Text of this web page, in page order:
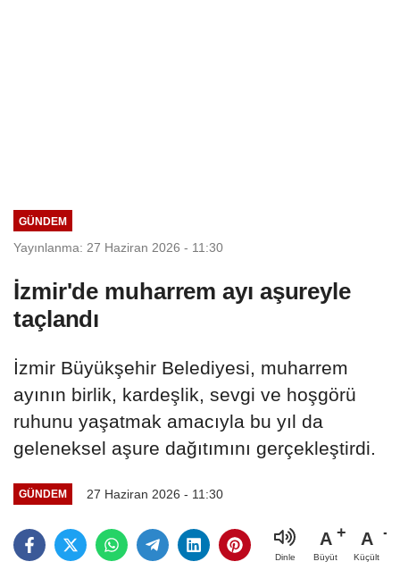
GÜNDEM
Yayınlanma: 27 Haziran 2026 - 11:30
İzmir'de muharrem ayı aşureyle
taçlandı
İzmir Büyükşehir Belediyesi, muharrem
ayının birlik, kardeşlik, sevgi ve hoşgörü
ruhunu yaşatmak amacıyla bu yıl da
geleneksel aşure dağıtımını gerçekleştirdi.
GÜNDEM 27 Haziran 2026 - 11:30
Dinle
A
Büyüt
A
Küçült